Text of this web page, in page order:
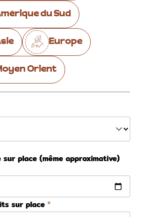
du Sud
Europe
Orient
sur place (même approximative)
sur place